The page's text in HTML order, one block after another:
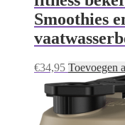
Smoothies
€34,95 Toevoegen